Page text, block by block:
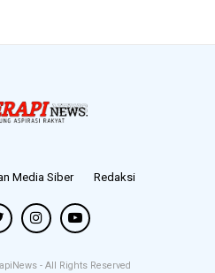
Media Siber Redaksi
- All Rights Reserved